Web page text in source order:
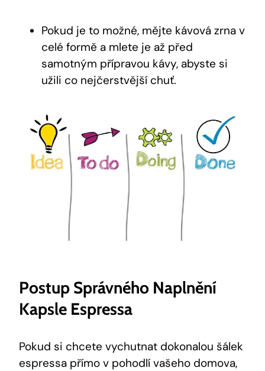
Pokud je to možné, mějte kávová zrna v
celé formě a mlete je až před
samotným přípravou kávy, abyste si
užili co nejčerstvější chuť.
Postup Správného Naplnění
Kapsle Espressa
Pokud si chcete vychutnat dokonalou šálek
espressa přímo v pohodlí vašeho domova,